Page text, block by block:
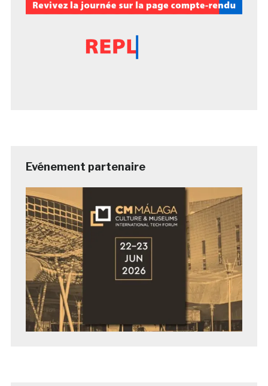
Evénement partenaire